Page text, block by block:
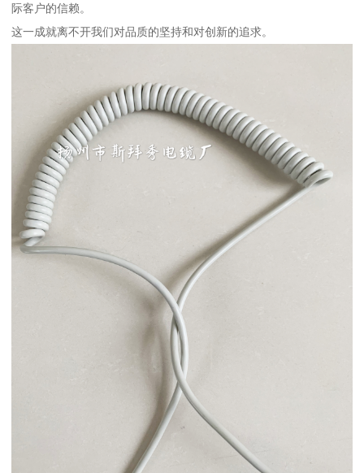
际客户的信赖。
这一成就离不开我们对品质的坚持和对创新的追求。